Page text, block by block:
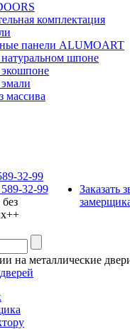
комплектация
панели ALUMOART
шпоне
массива
32-99
32-99
Заказать